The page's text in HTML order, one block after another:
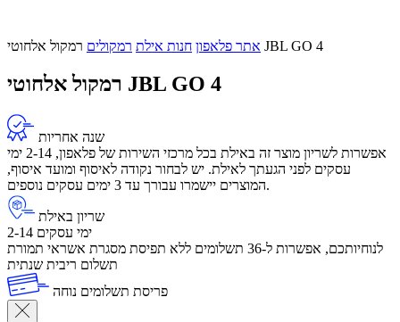
אתר פלאפון חנות אילת רמקולים רמקול אלחוטי JBL GO 4
רמקול אלחוטי JBL GO 4
שנה אחריות
אפשרות לשריון מוצר זה באילת בכל מרכזי השירות של פלאפון, 2-14 ימי
עסקים לפני הגעתך לאילת. יש לבחור נקודה לאיסוף ומועד איסוף,
המוצרים יישמרו עבורך עד 3 ימים עסקים נוספים.
שריון באילת
2-14 ימי עסקים
לנוחיותכם, אפשרות ל-36 תשלומים ללא תפיסת מסגרת אשראי תמורת
תשלום ריבית שנתית
פריסת תשלומים נוחה